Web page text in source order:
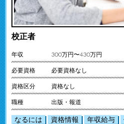
校正者
年収 300万円〜430万円
必要資格 必要資格なし
資格区分 資格なし
職種 出版・報道
なるには 資格情報 年収給与